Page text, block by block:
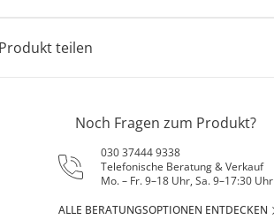
teilen
Noch Fragen zum Produkt?
030 37444 9338
Telefonische Beratung & Verkauf
Mo. – Fr. 9–18 Uhr, Sa. 9–17:30 Uhr
ALLE BERATUNGSOPTIONEN ENTDECKEN